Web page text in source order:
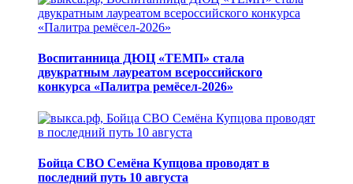
Воспитанница ДЮЦ «ТЕМП» стала
двукратным лауреатом всероссийского
конкурса «Палитра ремёсел-2026»
Бойца СВО Семёна Купцова проводят в
последний путь 10 августа